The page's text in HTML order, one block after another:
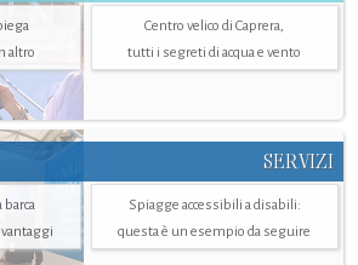
altro
Centro velico di Caprera,
tutti i segreti di acqua e vento
SERVIZI
barca
Spiagge accessibili a disabili:
questa è un esempio da seguire